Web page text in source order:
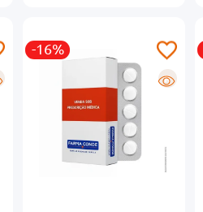
-16%
R